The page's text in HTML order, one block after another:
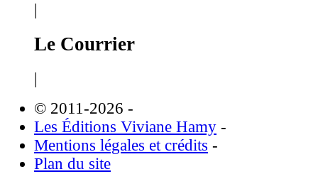
|
Le Courrier
|
© 2011-2026 -
Les Éditions Viviane Hamy -
Mentions légales et crédits -
Plan du site